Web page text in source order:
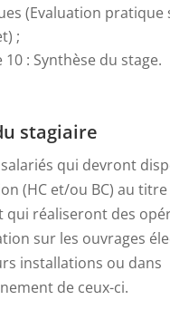
(Evaluation pratique
;
10 : Synthèse du stage.
stagiaire
qui devront
(HC et/ou BC) au titre
qui réaliseront des
sur les ouvrages
installations ou dans
de ceux-ci.